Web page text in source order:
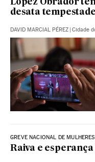
López Obrador
desata
DAVID MARCIAL PÉREZ Cidade
GREVE NACIONAL DE
Raiva e